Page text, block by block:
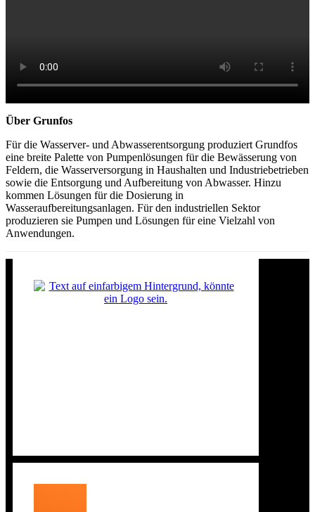
Über Grunfos
Für die Wasserver- und Abwasserentsorgung produziert Grundfos
eine breite Palette von Pumpenlösungen für die Bewässerung von
Feldern, die Wasserversorgung in Haushalten und Industriebetrieben
sowie die Entsorgung und Aufbereitung von Abwasser. Hinzu
kommen Lösungen für die Dosierung in
Wasseraufbereitungsanlagen. Für den industriellen Sektor
produzieren sie Pumpen und Lösungen für eine Vielzahl von
Anwendungen.